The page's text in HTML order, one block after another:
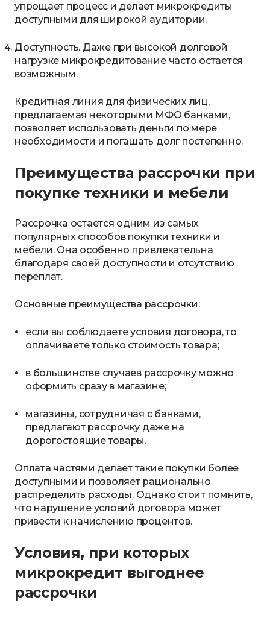
упрощает процесс и делает микрокредиты
доступными для широкой аудитории.
Доступность. Даже при высокой долговой
нагрузке микрокредитование часто остается
возможным.
Кредитная линия для физических лиц,
предлагаемая некоторыми МФО банками,
позволяет использовать деньги по мере
необходимости и погашать долг постепенно.
Преимущества рассрочки при
покупке техники и мебели
Рассрочка остается одним из самых
популярных способов покупки техники и
мебели. Она особенно привлекательна
благодаря своей доступности и отсутствию
переплат.
Основные преимущества рассрочки:
если вы соблюдаете условия договора, то
оплачиваете только стоимость товара;
в большинстве случаев рассрочку можно
оформить сразу в магазине;
магазины, сотрудничая с банками,
предлагают рассрочку даже на
дорогостоящие товары.
Оплата частями делает такие покупки более
доступными и позволяет рационально
распределить расходы. Однако стоит помнить,
что нарушение условий договора может
привести к начислению процентов.
Условия, при которых
микрокредит выгоднее
рассрочки